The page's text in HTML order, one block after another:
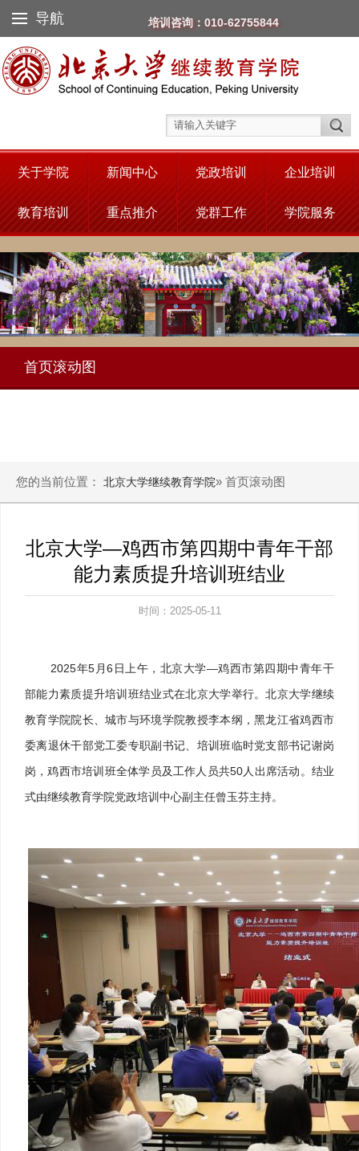
导航 培训咨询：010-62755844
关于学院 新闻中心 党政培训 企业培训
教育培训 重点推介 党群工作 学院服务
首页滚动图
您的当前位置： 北京大学继续教育学院» 首页滚动图
北京大学—鸡西市第四期中青年干部
能力素质提升培训班结业
时间：2025-05-11
2025年5月6日上午，北京大学—鸡西市第四期中青年干
部能力素质提升培训班结业式在北京大学举行。北京大学继续
教育学院院长、城市与环境学院教授李本纲，黑龙江省鸡西市
委离退休干部党工委专职副书记、培训班临时党支部书记谢岗
岗，鸡西市培训班全体学员及工作人员共50人出席活动。结业
式由继续教育学院党政培训中心副主任曾玉芬主持。